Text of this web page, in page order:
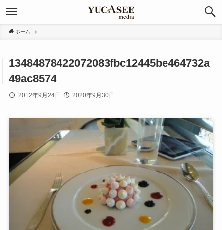
ホーム
13484878422072083fbc12445be464732a
49ac8574
2012年9月24日 2020年9月30日